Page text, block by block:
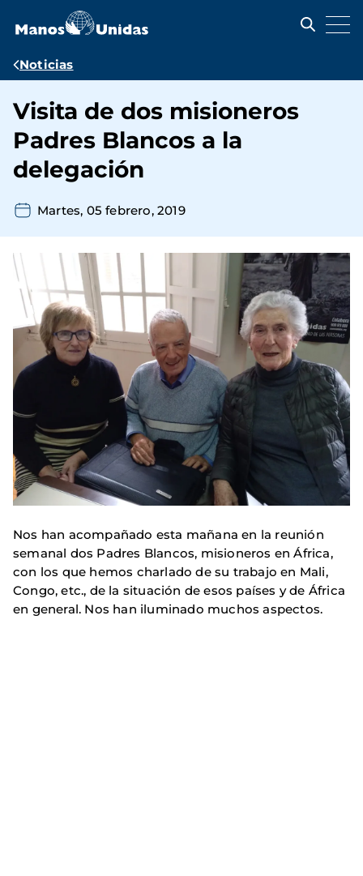
contenido
Ruta
navegación
Noticias
Visita de dos misioneros
Padres Blancos a la
delegación
Martes, 05 febrero, 2019
Nos han acompañado esta mañana en la reunión
semanal dos Padres Blancos, misioneros en África,
con los que hemos charlado de su trabajo en Mali,
Congo, etc., de la situación de esos países y de África
en general. Nos han iluminado muchos aspectos.